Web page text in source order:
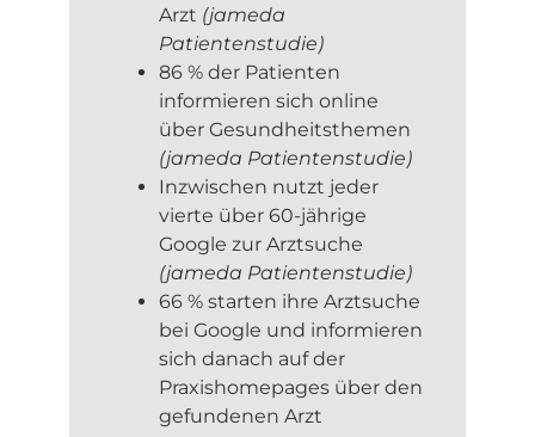
Arzt (jameda
Patientenstudie)
86 % der Patienten
informieren sich online
über Gesundheitsthemen
(jameda Patientenstudie)
Inzwischen nutzt jeder
vierte über 60-jährige
Google zur Arztsuche
(jameda Patientenstudie)
66 % starten ihre Arztsuche
bei Google und informieren
sich danach auf der
Praxishomepages über den
gefundenen Arzt